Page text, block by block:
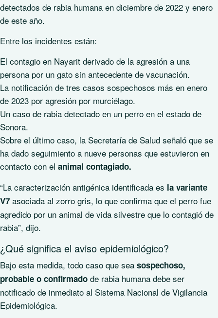
detectados de rabia humana en diciembre de 2022 y enero
de este año.
Entre los incidentes están:
El contagio en Nayarit derivado de la agresión a una
persona por un gato sin antecedente de vacunación.
La notificación de tres casos sospechosos más en enero
de 2023 por agresión por murciélago.
Un caso de rabia detectado en un perro en el estado de
Sonora.
Sobre el último caso, la Secretaría de Salud señaló que se
ha dado seguimiento a nueve personas que estuvieron en
contacto con el animal contagiado.
“La caracterización antigénica identificada es la variante
V7 asociada al zorro gris, lo que confirma que el perro fue
agredido por un animal de vida silvestre que lo contagió de
rabia”, dijo.
¿Qué significa el aviso epidemiológico?
Bajo esta medida, todo caso que sea sospechoso,
probable o confirmado de rabia humana debe ser
notificado de inmediato al Sistema Nacional de Vigilancia
Epidemiológica.